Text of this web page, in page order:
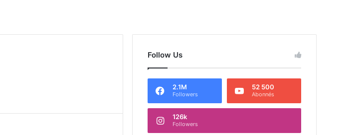
Follow Us
2.1M
Followers
52 500
Abonnés
126k
Followers